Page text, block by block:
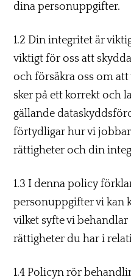
dina personuppgifter.
1.2 Din integritet är
viktigt för oss att
och försäkra oss om
sker på ett korrekt och
gällande
förtydligar hur vi
rättigheter och din
1.3 I denna policy
personuppgifter vi kan
vilket syfte vi
rättigheter du har i
1.4 Policyn rör